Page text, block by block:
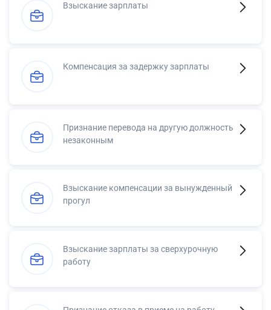
Взыскание зарплаты
Компенсация за задержку зарплаты
Признание перевода на другую должность
незаконным
Взыскание компенсации за вынужденный
прогул
Взыскание зарплаты за сверхурочную
работу